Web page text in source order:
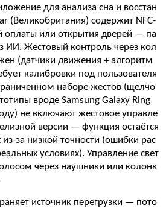
для анализа сна и восстан
(Великобритания) содержит NFC-
оплаты или открытия дверей — па
ИИ. Жестовый контроль через кол
(датчики движения + алгоритм
калибровки под пользователя
наборе жестов (щелчо
вроде Samsung Galaxy Ring
не включают жестовое управле
версии — функция остаётся
из-за низкой точности (ошибки рас
условиях). Управление свет
через наушники или колонк
источник перегрузки — пото